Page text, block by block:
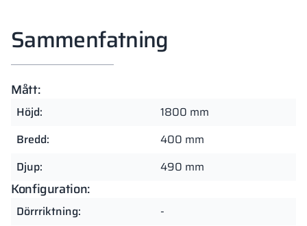
Sammenfatning
Mått:
Höjd:
1800 mm
Bredd:
400 mm
Djup:
490 mm
Konfiguration:
Dörrriktning:
-